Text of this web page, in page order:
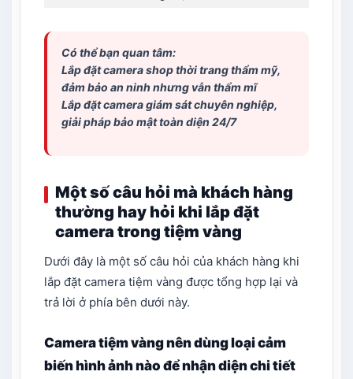
Có thể bạn quan tâm:
Lắp đặt camera shop thời trangthẩm mỹ,
đảm bảo an ninh nhưng vẫn thẩm mĩ
Lắp đặt camera giám sátchuyên nghiệp,
giải pháp bảo mật toàn diện 24/7
Một số câu hỏi mà khách hàng
thường hay hỏi khi lắp đặt
camera trong tiệm vàng
Dưới đây là một số câu hỏi của khách hàng khi
lắp đặt camera tiệm vàng được tổng hợp lại và
trả lời ở phía bên dưới này.
Camera tiệm vàng nên dùng loại cảm
biến hình ảnh nào để nhận diện chi tiết